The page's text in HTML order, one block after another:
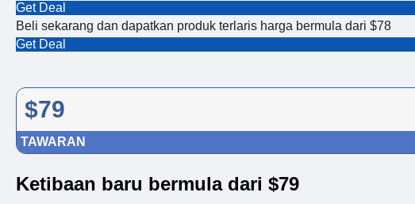
Get Deal
Beli sekarang dan dapatkan produk terlaris harga bermula dari $78
Get Deal
$79
TAWARAN
Ketibaan baru bermula dari $79